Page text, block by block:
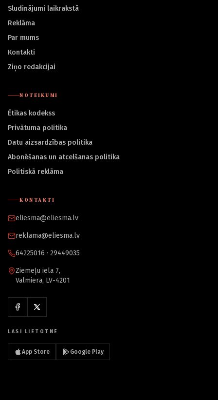
Sludinājumi laikrakstā
Reklāma
Par mums
Kontakti
Ziņo redakcijai
NOTEIKUMI
Ētikas kodekss
Privātuma politika
Datu aizsardzības politika
Abonēšanas un atcelšanas politika
Politiskā reklāma
KONTAKTI
eliesma@eliesma.lv
reklama@eliesma.lv
64225016 · 29449035
Ziemeļu iela 7,
Valmiera, LV-4201
LASI LIETOTNĒ
App Store Google Play